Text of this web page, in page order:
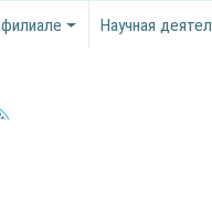
Научная